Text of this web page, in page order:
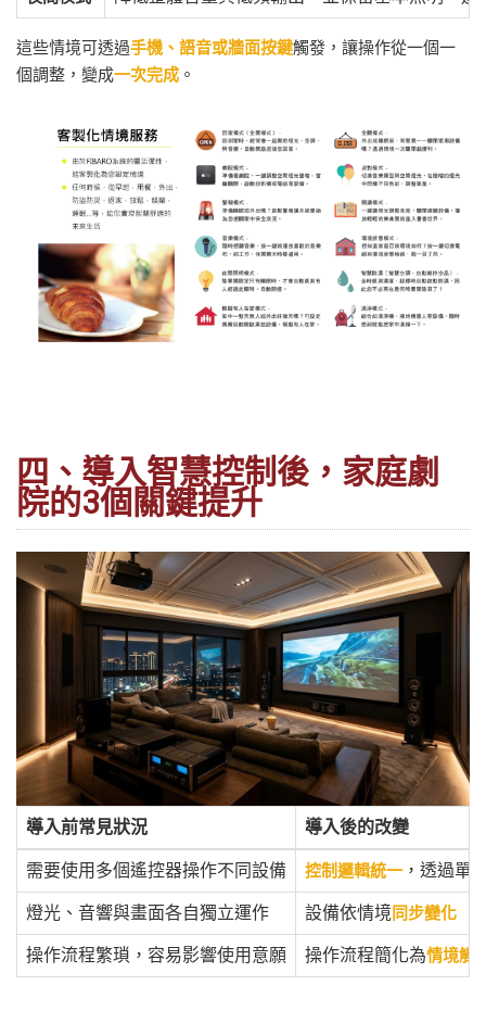
這些情境可透過手機、語音或牆面按鍵觸發，讓操作從一個一
個調整，變成一次完成 。
四、導入智慧控制後，家庭劇
院的3個關鍵提升
導入前常見狀況 導入後的改變
需要使用多個遙控器操作不同設備 控制邏輯統一 ，透過單
燈光、音響與畫面各自獨立運作 設備依情境同步變化
操作流程繁瑣，容易影響使用意願 操作流程簡化為情境觸